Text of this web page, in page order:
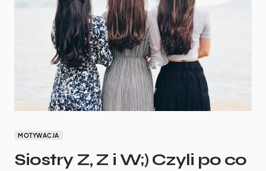
MOTYWACJA
Siostry Z, Z i W;) Czyli po co